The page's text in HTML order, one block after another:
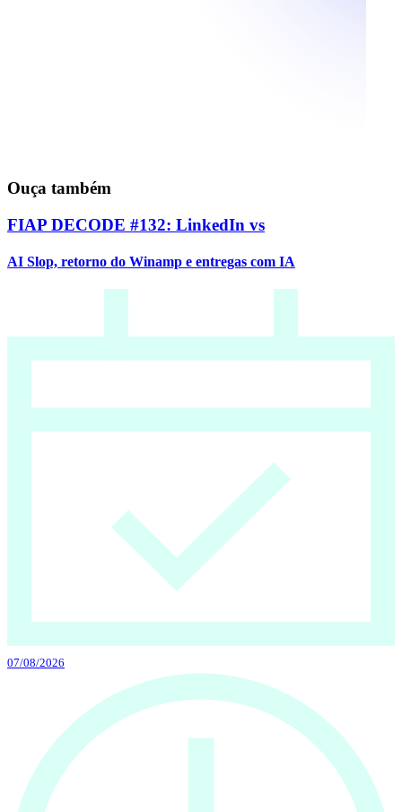
Ouça também
FIAP DECODE #132: LinkedIn vs
AI Slop, retorno do Winamp e entregas com IA
07/08/2026